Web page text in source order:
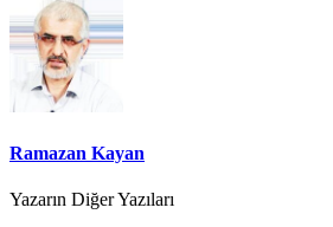
Ramazan Kayan
Yazarın Diğer Yazıları